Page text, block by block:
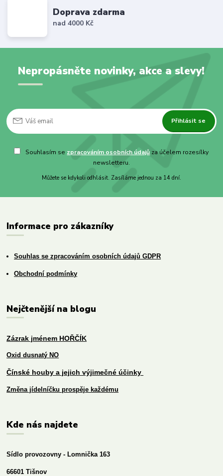
Doprava zdarma
nad 4000 Kč
Nepropásněte novinky, akce a slevy!
Přihlásit se
Souhlasím se zpracováním osobních údajů za účelem rozesílky
newsletteru.
Můžete se kdykoli odhlásit. Zasíláme jednou za 14 dní.
Informace pro zákazníky
Souhlas se zpracováním osobních údajů GDPR
Obchodní podmínky
Nejčtenější na blogu
Zázrak jménem HOŘČÍK
Oxid dusnatý NO
Čínské houby a jejich výjimečné účinky
Změna jídelníčku prospěje každému
Kde nás najdete
Sídlo provozovny - Lomnička 163
66601 Tišnov